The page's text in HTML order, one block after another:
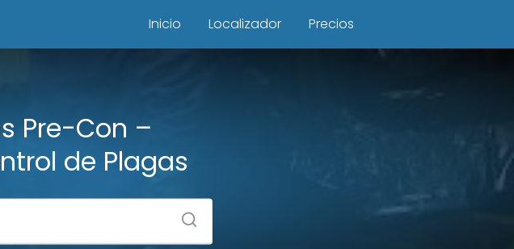
Inicio Localizador Precios
Pre-Con –
de Plagas